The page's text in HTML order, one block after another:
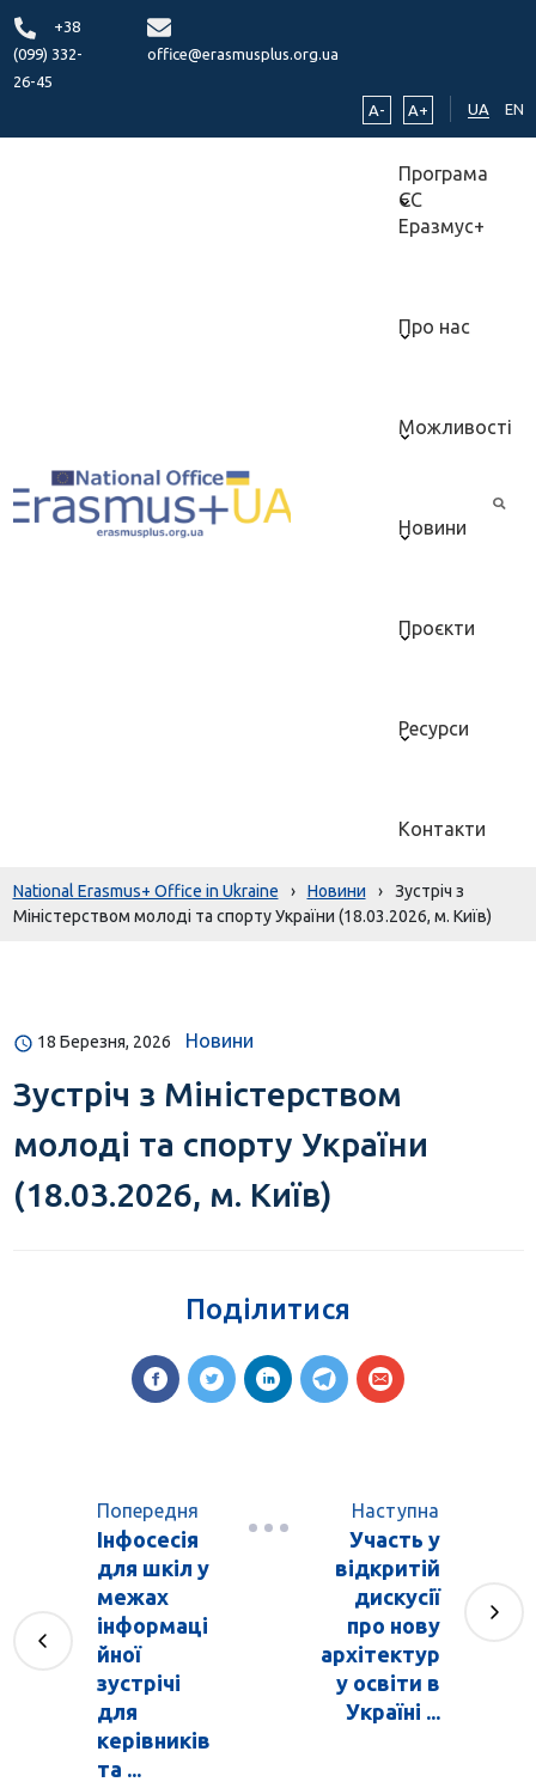
+38
(099) 332-
26-45
office@erasmusplus.org.ua
A- A+ UA EN
Програма
ЄС
Еразмус+
Про нас
Можливості
Новини
Проєкти
Ресурси
Контакти
National Erasmus+ Office in Ukraine › Новини ›
Зустріч з
Міністерством молоді та спорту України (18.03.2026, м. Київ)
18 Березня, 2026 Новини
Зустріч з Міністерством
молоді та спорту України
(18.03.2026, м. Київ)
Поділитися
Попередня
Інфосесія
для шкіл у
межах
інформаці
йної
зустрічі
для
керівників
та ...
Наступна
Участь у
відкритій
дискусії
про нову
архітектур
у освіти в
Україні ...